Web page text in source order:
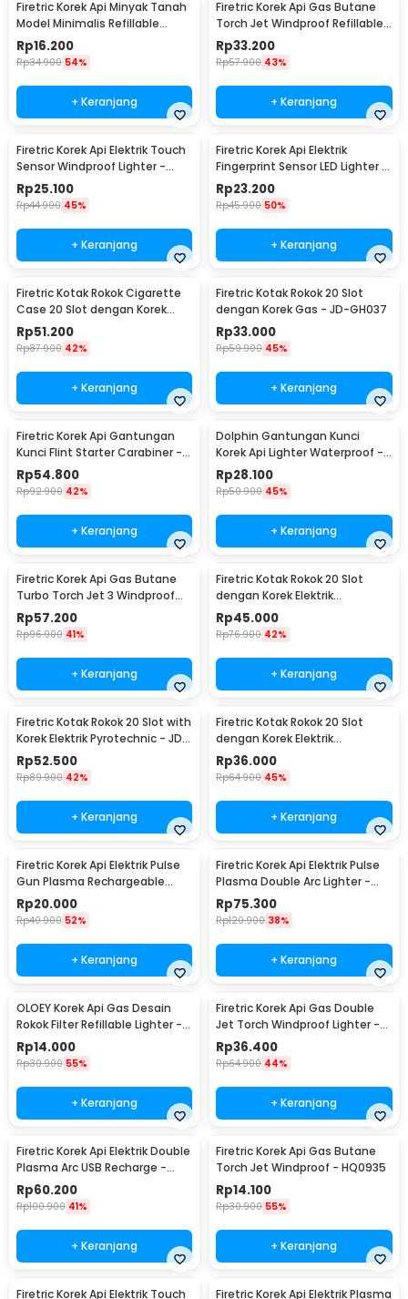
Firetric Korek Api Minyak Tanah
Model Minimalis Refillable
Lighter - ZR006
Rp16.200
Rp34.900 54%
+ Keranjang
Firetric Korek Api Gas Butane
Torch Jet Windproof Refillable
Lighter - HB851
Rp33.200
Rp57.900 43%
+ Keranjang
Firetric Korek Api Elektrik Touch
Sensor Windproof Lighter -
JL706
Rp25.100
Rp44.900 45%
+ Keranjang
Firetric Korek Api Elektrik
Fingerprint Sensor LED Lighter -
MG-517
Rp23.200
Rp45.900 50%
+ Keranjang
Firetric Kotak Rokok Cigarette
Case 20 Slot dengan Korek
Elektrik - JD-YH073
Rp51.200
Rp87.900 42%
+ Keranjang
Firetric Kotak Rokok 20 Slot
dengan Korek Gas - JD-GH037
Rp33.000
Rp59.900 45%
+ Keranjang
Firetric Korek Api Gantungan
Kunci Flint Starter Carabiner -
BCK2-666
Rp54.800
Rp92.900 42%
+ Keranjang
Dolphin Gantungan Kunci
Korek Api Lighter Waterproof -
1989
Rp28.100
Rp50.900 45%
+ Keranjang
Firetric Korek Api Gas Butane
Turbo Torch Jet 3 Windproof
Lighter - PE-979
Rp57.200
Rp96.900 41%
+ Keranjang
Firetric Kotak Rokok 20 Slot
dengan Korek Elektrik
Pyrotechnic - JD-YH048
Rp45.000
Rp76.900 42%
+ Keranjang
Firetric Kotak Rokok 20 Slot with
Korek Elektrik Pyrotechnic - JD-
YH051
Rp52.500
Rp89.900 42%
+ Keranjang
Firetric Kotak Rokok 20 Slot
dengan Korek Elektrik
Pyrotechnic - HD-KS-A6
Rp36.000
Rp64.900 45%
+ Keranjang
Firetric Korek Api Elektrik Pulse
Gun Plasma Rechargeable
Lighter - MSDS
Rp20.000
Rp40.900 52%
+ Keranjang
Firetric Korek Api Elektrik Pulse
Plasma Double Arc Lighter -
HY-6008C
Rp75.300
Rp120.900 38%
+ Keranjang
OLOEY Korek Api Gas Desain
Rokok Filter Refillable Lighter -
XM19
Rp14.000
Rp30.900 55%
+ Keranjang
Firetric Korek Api Gas Double
Jet Torch Windproof Lighter -
PL-139
Rp36.400
Rp64.900 44%
+ Keranjang
Firetric Korek Api Elektrik Double
Plasma Arc USB Recharge -
JL113
Rp60.200
Rp100.900 41%
+ Keranjang
Firetric Korek Api Gas Butane
Torch Jet Windproof - HQ0935
Rp14.100
Rp30.900 55%
+ Keranjang
Firetric Korek Api Elektrik Touch
Firetric Korek Api Elektrik Plasma